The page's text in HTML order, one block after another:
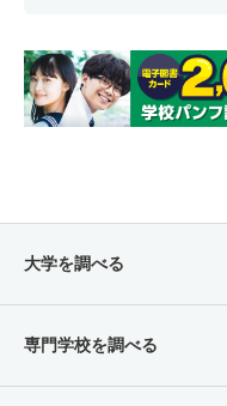
大学を調べる
専門学校を調べる